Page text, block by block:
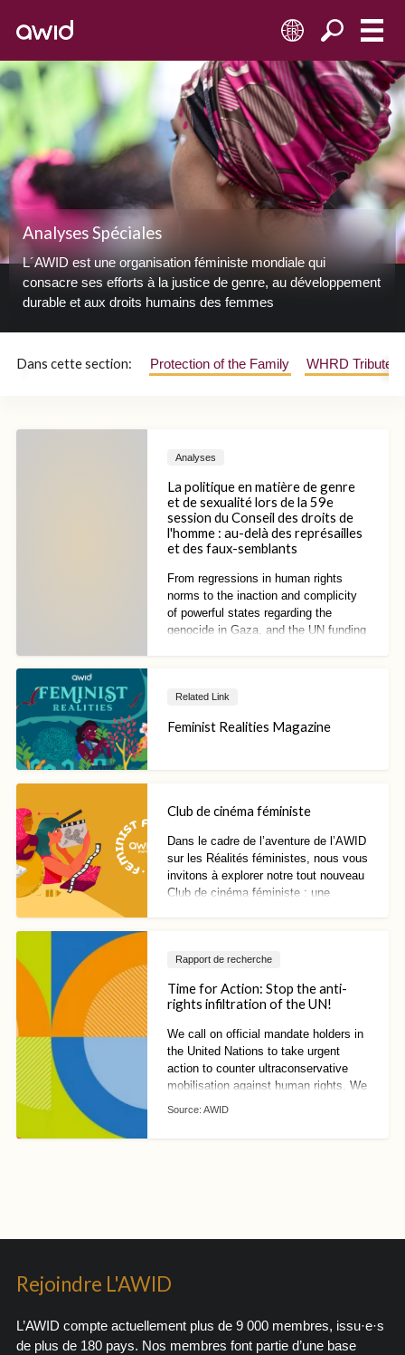
FR
Analyses Spéciales
L´AWID est une organisation féministe mondiale qui
consacre ses efforts à la justice de genre, au développement
durable et aux droits humains des femmes
Dans cette section: Protection of the Family WHRD Tribute
Analyses
La politique en matière de genre
et de sexualité lors de la 59e
session du Conseil des droits de
l'homme : au-delà des représailles
et des faux-semblants
From regressions in human rights
norms to the inaction and complicity
of powerful states regarding the
genocide in Gaza, and the UN funding
pursuit of justice and accountability
Related Link
Feminist Realities Magazine
Club de cinéma féministe
Dans le cadre de l’aventure de l’AWID
sur les Réalités féministes, nous vous
invitons à explorer notre tout nouveau
Club de cinéma féministe : une
narrateurs·rices féministes du monde
Rapport de recherche
Time for Action: Stop the anti-
rights infiltration of the UN!
We call on official mandate holders in
the United Nations to take urgent
action to counter ultraconservative
mobilisation against human rights. We
can no longer afford to wait!
Source: AWID
Rejoindre L'AWID
L’AWID compte actuellement plus de 9 000 membres, issu·e·s
de plus de 180 pays. Nos membres font partie d’une base